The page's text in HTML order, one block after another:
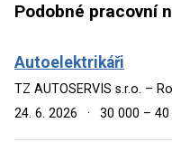
Podobné pracovní
Autoelektrikáři
TZ AUTOSERVIS s.r.o. –
24. 6. 2026
· 30 000 – 40